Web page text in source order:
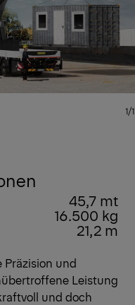
1/1
45,7 mt
16.500 kg
21,2 m
Präzision und
Leistung
und doch